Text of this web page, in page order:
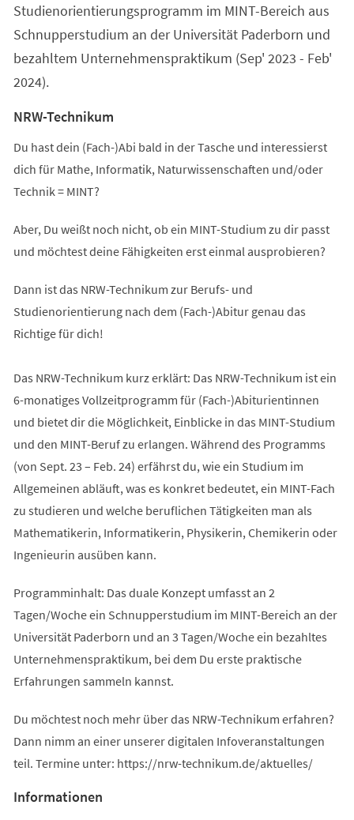
Studienorientierungsprogramm im MINT-Bereich aus
Schnupperstudium an der Universität Paderborn und
bezahltem Unternehmenspraktikum (Sep' 2023 - Feb'
2024).
NRW-Technikum
Du hast dein (Fach-)Abi bald in der Tasche und interessierst
dich für Mathe, Informatik, Naturwissenschaften und/oder
Technik = MINT?
Aber, Du weißt noch nicht, ob ein MINT-Studium zu dir passt
und möchtest deine Fähigkeiten erst einmal ausprobieren?
Dann ist das NRW-Technikum zur Berufs- und
Studienorientierung nach dem (Fach-)Abitur genau das
Richtige für dich!
Das NRW-Technikum kurz erklärt: Das NRW-Technikum ist ein
6-monatiges Vollzeitprogramm für (Fach-)Abiturientinnen
und bietet dir die Möglichkeit, Einblicke in das MINT-Studium
und den MINT-Beruf zu erlangen. Während des Programms
(von Sept. 23 – Feb. 24) erfährst du, wie ein Studium im
Allgemeinen abläuft, was es konkret bedeutet, ein MINT-Fach
zu studieren und welche beruflichen Tätigkeiten man als
Mathematikerin, Informatikerin, Physikerin, Chemikerin oder
Ingenieurin ausüben kann.
Programminhalt: Das duale Konzept umfasst an 2
Tagen/Woche ein Schnupperstudium im MINT-Bereich an der
Universität Paderborn und an 3 Tagen/Woche ein bezahltes
Unternehmenspraktikum, bei dem Du erste praktische
Erfahrungen sammeln kannst.
Du möchtest noch mehr über das NRW-Technikum erfahren?
Dann nimm an einer unserer digitalen Infoveranstaltungen
teil. Termine unter: https://nrw-technikum.de/aktuelles/
Informationen